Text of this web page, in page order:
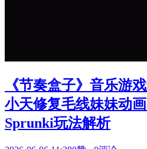
《节奏盒子》音乐游
小天修复毛线妹妹动
Sprunki玩法解析